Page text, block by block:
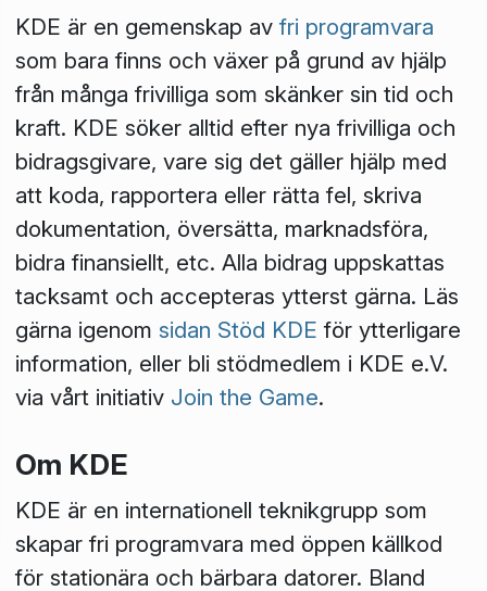
KDE är en gemenskap av fri programvara
som bara finns och växer på grund av hjälp
från många frivilliga som skänker sin tid och
kraft. KDE söker alltid efter nya frivilliga och
bidragsgivare, vare sig det gäller hjälp med
att koda, rapportera eller rätta fel, skriva
dokumentation, översätta, marknadsföra,
bidra finansiellt, etc. Alla bidrag uppskattas
tacksamt och accepteras ytterst gärna. Läs
gärna igenom sidan Stöd KDE för ytterligare
information, eller bli stödmedlem i KDE e.V.
via vårt initiativ Join the Game.
Om KDE
KDE är en internationell teknikgrupp som
skapar fri programvara med öppen källkod
för stationära och bärbara datorer. Bland